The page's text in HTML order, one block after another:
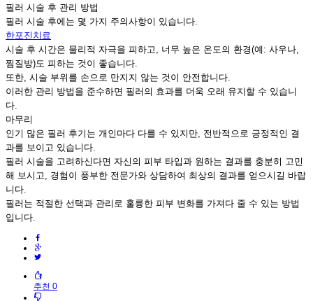
필러 시술 후 관리 방법
필러 시술 후에는 몇 가지 주의사항이 있습니다.
한포진치료
시술 후 시간은 물리적 자극을 피하고, 너무 높은 온도의 환경(예: 사우나,
찜질방)도 피하는 것이 좋습니다.
또한, 시술 부위를 손으로 만지지 않는 것이 안전합니다.
이러한 관리 방법을 준수하면 필러의 효과를 더욱 오래 유지할 수 있습니
다.
마무리
인기 많은 필러 후기는 개인마다 다를 수 있지만, 전반적으로 긍정적인 결
과를 보이고 있습니다.
필러 시술을 고려하신다면 자신의 피부 타입과 원하는 결과를 충분히 고민
해 보시고, 경험이 풍부한 전문가와 상담하여 최상의 결과를 얻으시길 바랍
니다.
필러는 적절한 선택과 관리로 훌륭한 피부 변화를 가져다 줄 수 있는 방법
입니다.
추천 0